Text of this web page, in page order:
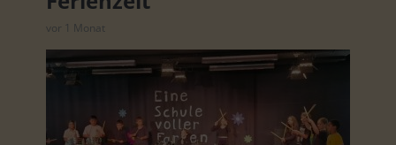
vor 1 Monat